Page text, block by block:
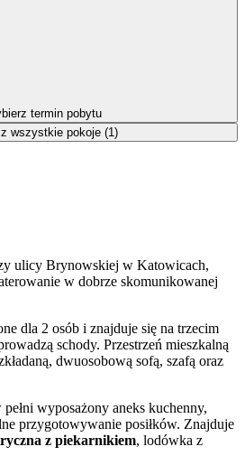
ulicy Brynowskiej w Katowicach,
w dobrze skomunikowanej
dla 2 osób i znajduje się na trzecim
schody. Przestrzeń mieszkalną
dwuosobową sofą, szafą oraz
wyposażony aneks kuchenny,
przygotowywanie posiłków. Znajduje
z piekarnikiem, lodówka z
termin pobytu
wszystkie pokoje (1)